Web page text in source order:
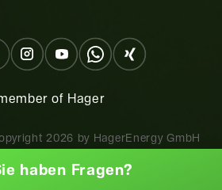
of Hager
2026 by HagerEnergy GmbH
haben Fragen?